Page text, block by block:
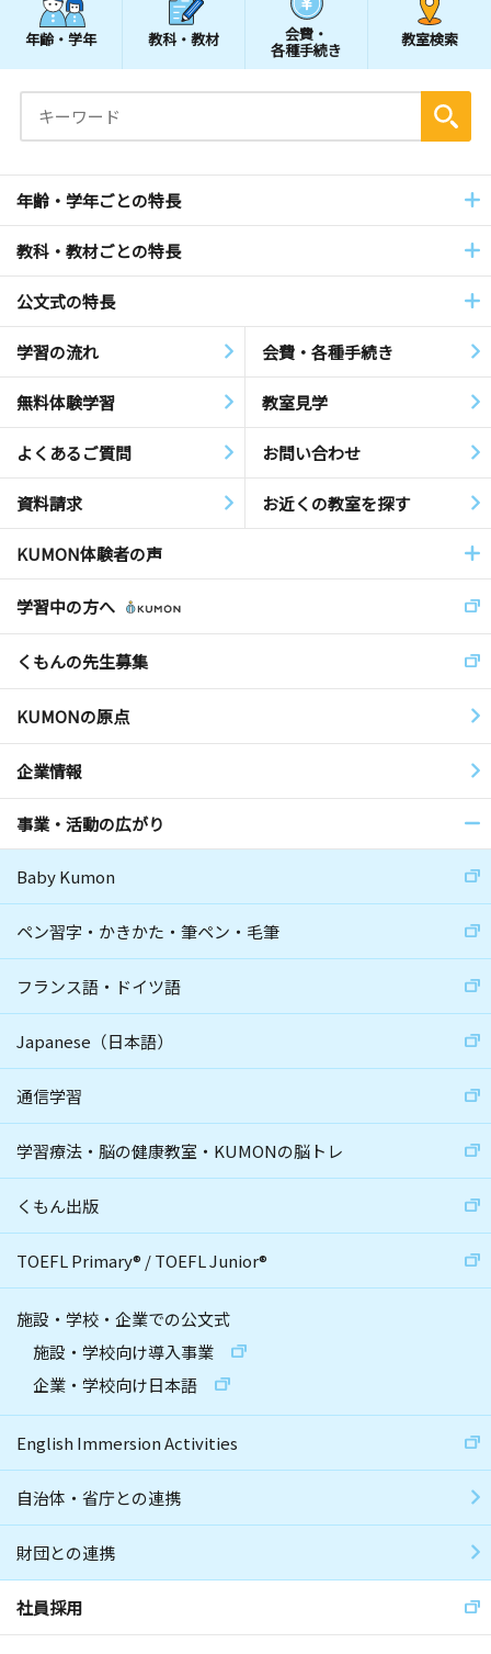
年齢・学年 教科・教材 会費・
各種手続き
教室検索
年齢・学年ごとの特長
教科・教材ごとの特長
公文式の特長
学習の流れ 会費・各種手続き
無料体験学習 教室見学
よくあるご質問 お問い合わせ
資料請求 お近くの教室を探す
KUMON体験者の声
学習中の方へ
くもんの先生募集
KUMONの原点
企業情報
事業・活動の広がり
Baby Kumon
ペン習字・かきかた・筆ペン・毛筆
フランス語・ドイツ語
Japanese（日本語）
通信学習
学習療法・脳の健康教室・KUMONの脳トレ
くもん出版
TOEFL Primary® /TOEFL Junior®
施設・学校・企業での公文式
施設・学校向け導入事業
企業・学校向け日本語
English Immersion Activities
自治体・省庁との連携
財団との連携
社員採用